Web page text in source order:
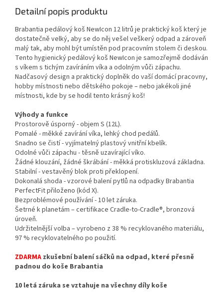
Detailní popis produktu
Brabantia pedálový koš NewIcon 12 litrů je praktický koš který je
dostatečně velký, aby se do něj vešel veškerý odpad a zároveň
malý tak, aby mohl být umístěn pod pracovním stolem či deskou.
Tento hygienický pedálový koš NewIcon je samozřejmě dodáván
s víkem s tichým zavíráním víka a odolným vůči zápachu.
Nadčasový design a praktický doplněk do vaší domácí pracovny,
hobby místnosti nebo dětského pokoje – nebo jakékoli jiné
místnosti, kde by se hodil tento krásný koš!
Výhody a funkce
Prostorově úsporný - objem S (12L).
Pomalé - měkké zavírání víka, lehký chod pedálů.
Snadno se čistí - vyjímatelný plastový vnitřní kbelík.
Odolné vůči zápachu - těsně uzavírající víko.
Žádné klouzání, žádné škrábání - měkká protiskluzová základna.
Stabilní - vestavěný blok proti překlopení.
Dokonalá shoda - vzorové balení pytlů na odpadky Brabantia
PerfectFit přiloženo (kód X).
Bezproblémové používání - 10 let záruka.
Šetrné k planetám – certifikace Cradle-to-Cradle®, bronzová
úroveň.
Udržitelnější volba – vyrobeno z 38 % recyklovaného materiálu,
97 % recyklovatelného po použití.
ZDARMA zkušební balení sáčků na odpad, které přesně
padnou do koše Brabantia
10 letá záruka se vztahuje na všechny díly koše